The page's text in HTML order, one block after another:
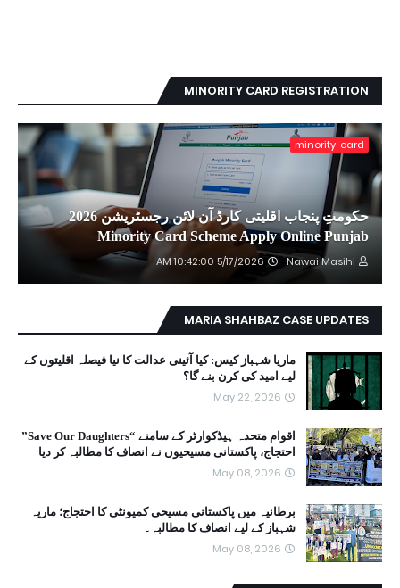
MINORITY CARD REGISTRATION
minority-card
حکومتِ پنجاب اقلیتی کارڈ آن لائن رجسٹریشن 2026
Minority Card Scheme Apply Online Punjab
Nawai Masihi
5/17/2026 10:42:00 AM
MARIA SHAHBAZ CASE UPDATES
ماریا شہباز کیس: کیا آئینی عدالت کا نیا فیصلہ اقلیتوں کے
لیے امید کی کرن بنے گا؟
May 22, 2026
اقوام متحدہ ہیڈکوارٹر کے سامنے “Save Our Daughters”
احتجاج، پاکستانی مسیحیوں نے انصاف کا مطالبہ کر دیا
May 08, 2026
برطانیہ میں پاکستانی مسیحی کمیونٹی کا احتجاج؛ ماریہ
شہباز کے لیے انصاف کا مطالبہ۔
May 08, 2026